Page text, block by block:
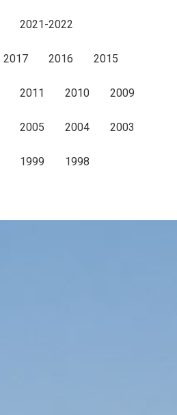
2021-2022
2017 2016 2015
2011 2010 2009
2005 2004 2003
1999 1998